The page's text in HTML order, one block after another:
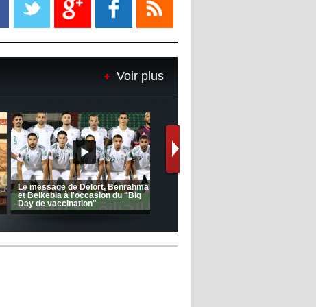
Le Barça savoure sa première
place et chambre le Real Madrid
de matchs"
12:39 - 2022/11/06
Real : Les dirigeants veulent le
départ d'Hazard cet hiver
Voir plus
(Coupe de la CAF) Nkana FC 1 -
CRB 0